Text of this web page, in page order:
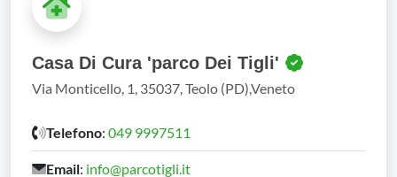
Casa Di Cura 'parco Dei Tigli'
Via Monticello, 1, 35037, Teolo (PD),Veneto
Telefono: 049 9997511
Email: info@parcotigli.it